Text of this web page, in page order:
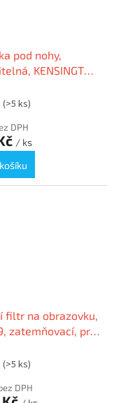
pod nohy,
KENSINGTON
(>5 ks)
DPH
/ ks
filtr na obrazovku,
zatemňovací, pro
(>5 ks)
DPH